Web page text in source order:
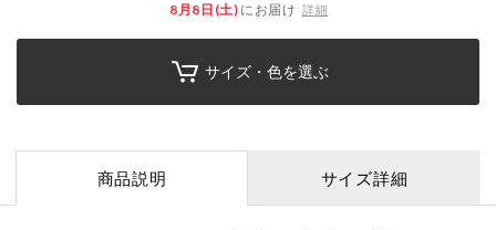
8月8日(土) にお届け 詳細
サイズ・色を選ぶ
商品説明 サイズ詳細